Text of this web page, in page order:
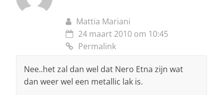
Mattia Mariani
24 maart 2010 om 10:45
Permalink
Nee..het zal dan wel dat Nero Etna zijn wat
dan weer wel een metallic lak is.